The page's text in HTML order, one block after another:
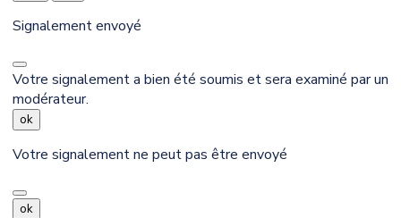
Signalement envoyé
Votre signalement a bien été soumis et sera examiné par un
modérateur.
ok
Votre signalement ne peut pas être envoyé
ok